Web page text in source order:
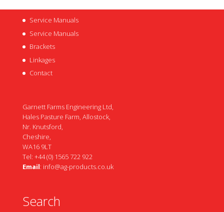
Service Manuals
Service Manuals
Brackets
Linkages
Contact
Garnett Farms Engineering Ltd,
Hales Pasture Farm, Allostock,
Nr. Knutsford,
Cheshire,
WA16 9LT
Tel: +44 (0) 1565 722 922
Email: info@ag-products.co.uk
Search